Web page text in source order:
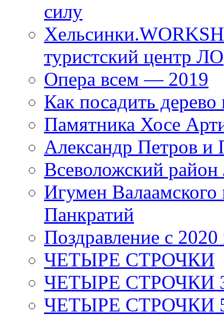
силу
туристский центр ЛО
Опера всем — 2019
Как посадить дерево
Памятника Хосе
Александр Петров и
Всеволожский район
Игумен
Панкратий
Поздравление с 2020
ЧЕТЫРЕ СТРОЧКИ
ЧЕТЫРЕ СТРОЧКИ 3
ЧЕТЫРЕ СТРОЧКИ 5